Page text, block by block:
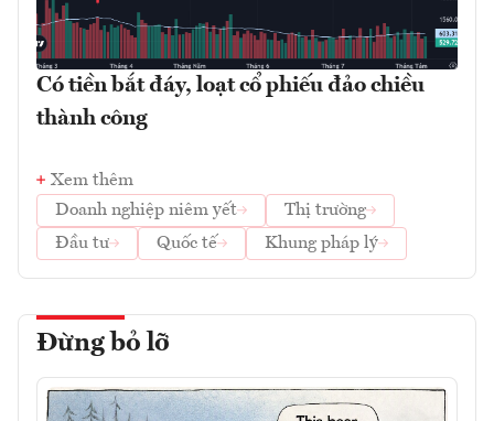
Có tiền bắt đáy, loạt cổ phiếu đảo chiều
thành công
Xem thêm
Doanh nghiệp niêm yết
Thị trường
Đầu tư
Quốc tế Khung pháp lý
Đừng bỏ lỡ